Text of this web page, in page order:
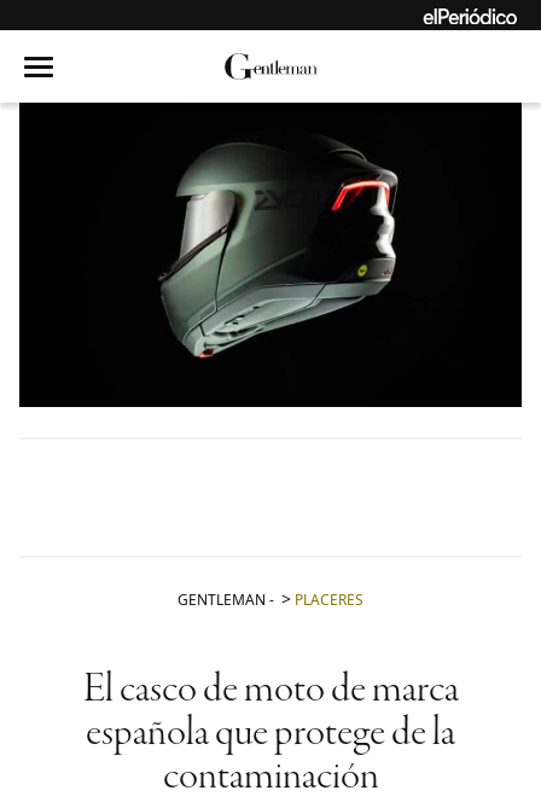
GENTLEMAN - PLACERES
El casco de moto de marca
española que protege de la
contaminación